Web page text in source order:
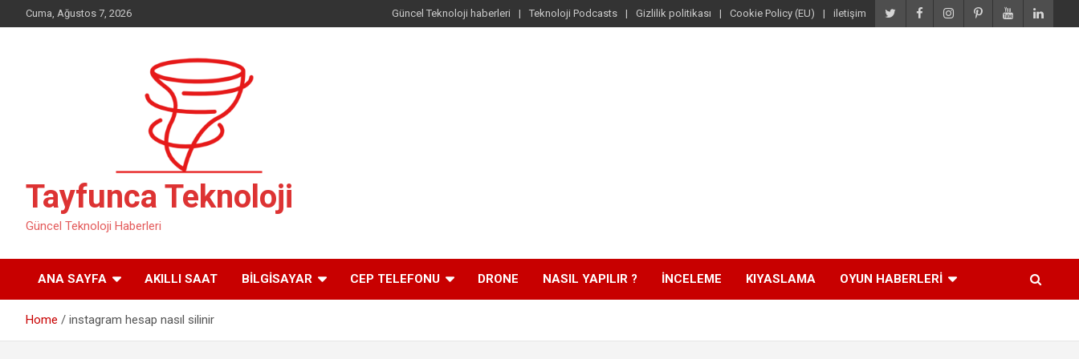
to
Cuma, Ağustos 7, 2026 Güncel Teknoloji haberleri Teknoloji Podcasts Gizlilik politikası Cookie Policy (EU) iletişim
Tayfunca Teknoloji
Güncel Teknoloji Haberleri
ANA SAYFA AKILLI SAAT BILGISAYAR CEP TELEFONU DRONE NASIL YAPILIR ? İNCELEME KIYASLAMA OYUN HABERLERI
Home instagram hesap nasıl silinir